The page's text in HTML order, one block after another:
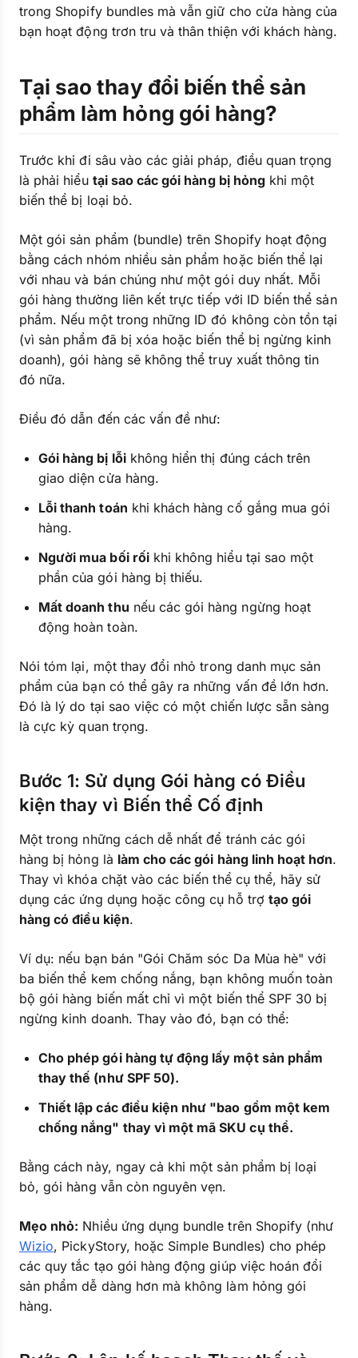
trong Shopify bundles mà vẫn giữ cho cửa hàng của
bạn hoạt động trơn tru và thân thiện với khách hàng.
Tại sao thay đổi biến thể sản
phẩm làm hỏng gói hàng?
Trước khi đi sâu vào các giải pháp, điều quan trọng
là phải hiểu tại sao các gói hàng bị hỏngkhi một
biến thể bị loại bỏ.
Một gói sản phẩm (bundle) trên Shopify hoạt động
bằng cách nhóm nhiều sản phẩm hoặc biến thể lại
với nhau và bán chúng như một gói duy nhất. Mỗi
gói hàng thường liên kết trực tiếp với ID biến thể sản
phẩm. Nếu một trong những ID đó không còn tồn tại
(vì sản phẩm đã bị xóa hoặc biến thể bị ngừng kinh
doanh), gói hàng sẽ không thể truy xuất thông tin
đó nữa.
Điều đó dẫn đến các vấn đề như:
Gói hàng bị lỗikhông hiển thị đúng cách trên
giao diện cửa hàng.
Lỗi thanh toán khi khách hàng cố gắng mua gói
hàng.
Người mua bối rốikhi không hiểu tại sao một
phần của gói hàng bị thiếu.
Mất doanh thu nếu các gói hàng ngừng hoạt
động hoàn toàn.
Nói tóm lại, một thay đổi nhỏ trong danh mục sản
phẩm của bạn có thể gây ra những vấn đề lớn hơn.
Đó là lý do tại sao việc có một chiến lược sẵn sàng
là cực kỳ quan trọng.
Bước 1: Sử dụng Gói hàng có Điều
kiện thay vì Biến thể Cố định
Một trong những cách dễ nhất để tránh các gói
hàng bị hỏng là làm cho các gói hàng linh hoạt hơn.
Thay vì khóa chặt vào các biến thể cụ thể, hãy sử
dụng các ứng dụng hoặc công cụ hỗ trợ tạo gói
hàng có điều kiện.
Ví dụ: nếu bạn bán "Gói Chăm sóc Da Mùa hè" với
ba biến thể kem chống nắng, bạn không muốn toàn
bộ gói hàng biến mất chỉ vì một biến thể SPF 30 bị
ngừng kinh doanh. Thay vào đó, bạn có thể:
Cho phép gói hàng tự động lấy một sản phẩm
thay thế (như SPF 50).
Thiết lập các điều kiện như "bao gồm một kem
chống nắng" thay vì một mã SKU cụ thể.
Bằng cách này, ngay cả khi một sản phẩm bị loại
bỏ, gói hàng vẫn còn nguyên vẹn.
Mẹo nhỏ: Nhiều ứng dụng bundle trên Shopify (như
Wizio, PickyStory, hoặc Simple Bundles) cho phép
các quy tắc tạo gói hàng động giúp việc hoán đổi
sản phẩm dễ dàng hơn mà không làm hỏng gói
hàng.